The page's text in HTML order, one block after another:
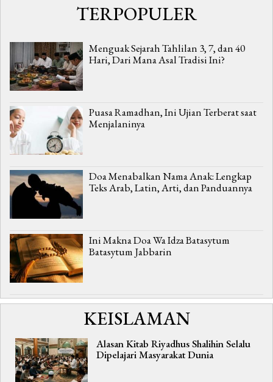
TERPOPULER
Menguak Sejarah Tahlilan 3, 7, dan 40
Hari, Dari Mana Asal Tradisi Ini?
Puasa Ramadhan, Ini Ujian Terberat saat
Menjalaninya
Doa Menabalkan Nama Anak: Lengkap
Teks Arab, Latin, Arti, dan Panduannya
Ini Makna Doa Wa Idza Batasytum
Batasytum Jabbarin
KEISLAMAN
Alasan Kitab Riyadhus Shalihin Selalu
Dipelajari Masyarakat Dunia